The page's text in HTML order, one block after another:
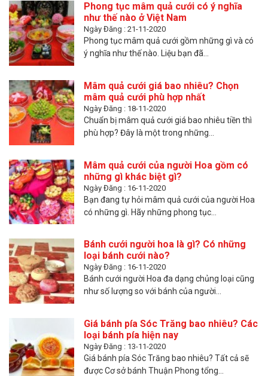
Phong tục mâm quả cưới có ý nghĩa
như thế nào ở Việt Nam
Ngày Đăng : 21-11-2020
Phong tục mâm quả cưới gồm những gì và có
ý nghĩa như thế nào. Liệu bạn đã...
Mâm quả cưới giá bao nhiêu? Chọn
mâm quả cưới phù hợp nhất
Ngày Đăng : 18-11-2020
Chuẩn bị mâm quả cưới giá bao nhiêu tiền thì
phù hợp? Đây là một trong những...
Mâm quả cưới của người Hoa gồm có
những gì khác biệt gì?
Ngày Đăng : 16-11-2020
Bạn đang tự hỏi mâm quả cưới của người Hoa
có những gì. Hãy những phong tục...
Bánh cưới người hoa là gì? Có những
loại bánh cưới nào?
Ngày Đăng : 16-11-2020
Bánh cưới người Hoa đa dạng chủng loại cũng
như số lượng so với bánh của người...
Giá bánh pía Sóc Trăng bao nhiêu? Các
loại bánh pía hiện nay
Ngày Đăng : 13-11-2020
Giá bánh pía Sóc Trăng bao nhiêu? Tất cả sẽ
được Cơ sở bánh Thuận Phong tổng...